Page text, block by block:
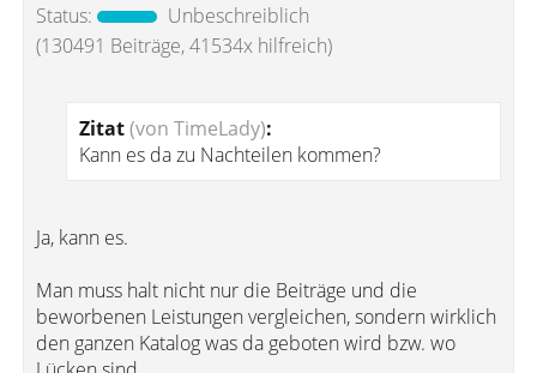
Status:
Unbeschreiblich
(130491 Beiträge, 41534x hilfreich)
Zitat(von TimeLady):
Kann es da zu Nachteilen kommen?
Ja, kann es.
Man muss halt nicht nur die Beiträge und die
beworbenen Leistungen vergleichen, sondern wirklich
den ganzen Katalog was da geboten wird bzw. wo